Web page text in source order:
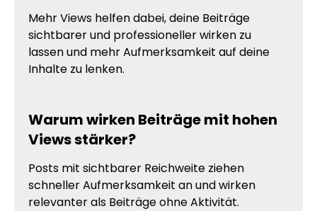
Mehr Views helfen dabei, deine Beiträge
sichtbarer und professioneller wirken zu
lassen und mehr Aufmerksamkeit auf deine
Inhalte zu lenken.
Warum wirken Beiträge mit hohen
Views stärker?
Posts mit sichtbarer Reichweite ziehen
schneller Aufmerksamkeit an und wirken
relevanter als Beiträge ohne Aktivität.